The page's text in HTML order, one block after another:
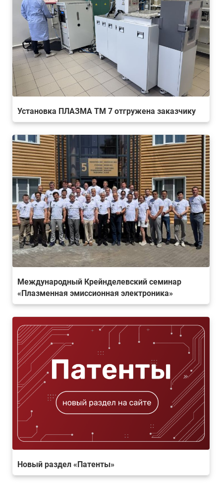
Установка ПЛАЗМА ТМ 7 отгружена заказчику
Международный Крейнделевский семинар
«Плазменная эмиссионная электроника»
Новый раздел «Патенты»